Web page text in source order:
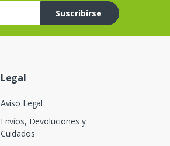
Suscribirse
Legal
Aviso Legal
Envíos, Devoluciones y
Cuidados